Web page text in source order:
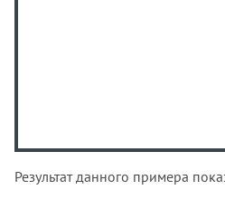
Результат данного примера